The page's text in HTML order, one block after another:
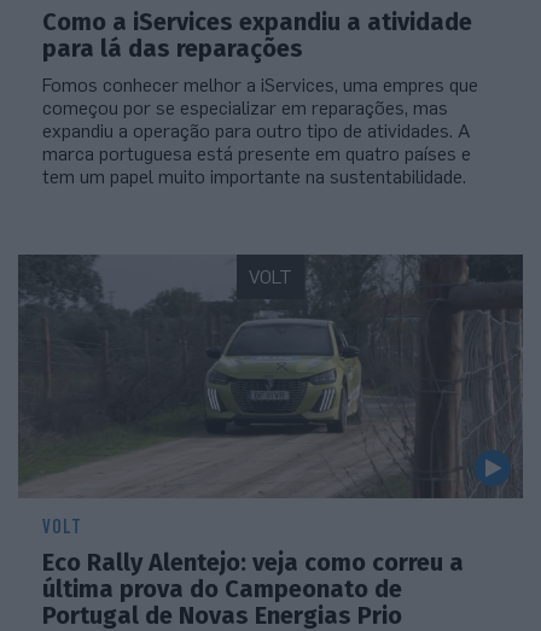
Como a iServices expandiu a atividade
para lá das reparações
Fomos conhecer melhor a iServices, uma empres que
começou por se especializar em reparações, mas
expandiu a operação para outro tipo de atividades. A
marca portuguesa está presente em quatro países e
tem um papel muito importante na sustentabilidade.
VOLT
VOLT
Eco Rally Alentejo: veja como correu a
última prova do Campeonato de
Portugal de Novas Energias Prio